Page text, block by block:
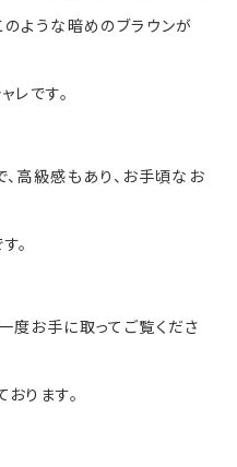
ような暗めのブラウンが
レです。
高級感もあり、お手頃なお
。
度お手に取ってご覧くださ
ります。